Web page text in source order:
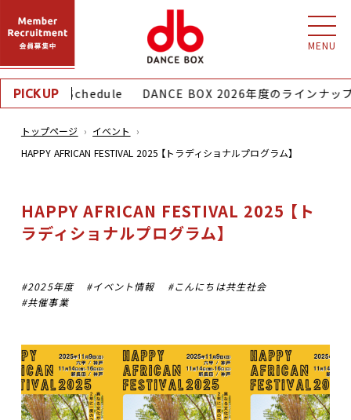
MENU
PICKUP
Monthly Schedule DANCE BOX 2026年度のラインナップ
トップページ
イベント
HAPPY AFRICAN FESTIVAL 2025 【トラディショナルプログラム】
HAPPY AFRICAN FESTIVAL 2025 【ト
ラディショナルプログラム】
2025年度 イベント情報
こんにちは共生社会
共催事業